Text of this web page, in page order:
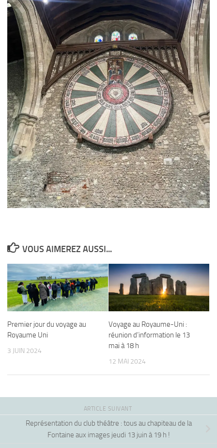
VOUS AIMEREZ AUSSI...
Premier jour du voyage au
Royaume Uni
3 JUIN 2024
Voyage au Royaume-Uni :
réunion d’information le 13
mai à 18 h
12 MAI 2024
ARTICLE SUIVANT
Représentation du club théâtre : tous au chapiteau de la
Fontaine aux images jeudi 13 juin à 19 h !